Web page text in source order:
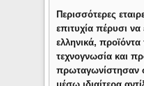
Περισσότερες
επιτυχία πέρυσι
ελληνικά,
τεχνογνωσία και
πρωταγωνίστησαν